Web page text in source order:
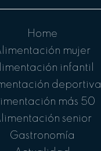
Home
mujer
infantil
deportiva
más 50
senior
Gastronomía